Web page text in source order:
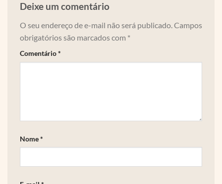
Deixe um comentário
O seu endereço de e-mail não será publicado.Campos
obrigatórios são marcados com *
Comentário*
Nome*